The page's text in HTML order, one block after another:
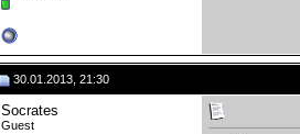
30.01.2013, 21:30
Socrates
Guest